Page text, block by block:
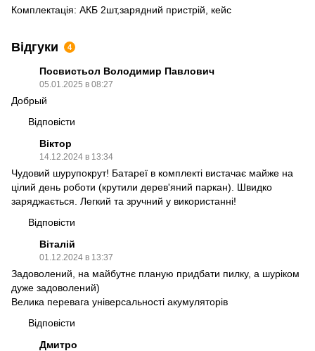
Комплектація: АКБ 2шт,зарядний пристрій, кейс
Відгуки 4
Посвистьол Володимир Павлович
05.01.2025 в 08:27
Добрый
Відповісти
Віктор
14.12.2024 в 13:34
Чудовий шурупокрут! Батареї в комплекті вистачає майже на
цілий день роботи (крутили дерев'яний паркан). Швидко
заряджається. Легкий та зручний у використанні!
Відповісти
Віталій
01.12.2024 в 13:37
Задоволений, на майбутнє планую придбати пилку, а шуріком
дуже задоволений)
Велика перевага універсальності акумуляторів
Відповісти
Дмитро